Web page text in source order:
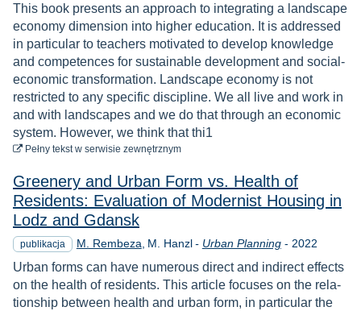
This book presents an approach to integrating a landscape
economy dimension into higher education. It is addressed
in particular to teachers motivated to develop knowledge
and competences for sustainable development and social-
economic transformation. Landscape economy is not
restricted to any specific discipline. We all live and work in
and with landscapes and we do that through an economic
system. However, we think that thi1
Pełny tekst do pobrania
w serwisie zewnętrznym
Greenery and Urban Form vs. Health of
Residents: Evaluation of Modernist Housing in
Lodz and Gdansk
publikacja M. Rembeza M. Hanzl - Urban Planning- Rok
2022
Urban forms can have numerous direct and indirect effects
on the health of residents. This article focuses on the rela‐
tionship between health and urban form, in particular the